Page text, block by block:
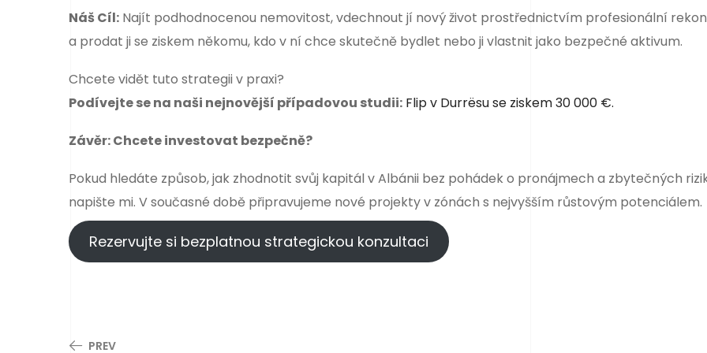
Náš Cíl: Najít podhodnocenou nemovitost, vdechnout jí nový život prostřednictvím profesionální
a prodat ji se ziskem někomu, kdo v ní chce skutečně bydlet nebo ji vlastnit jako bezpečné aktivum.
Chcete vidět tuto strategii v praxi?
Podívejte se na naši nejnovější případovou studii: Flip v Durrësu se ziskem 30 000 €.
Závěr: Chcete investovat bezpečně?
Pokud hledáte způsob, jak zhodnotit svůj kapitál v Albánii bez pohádek o pronájmech a zbytečných
napište mi. V současné době připravujeme nové projekty v zónách s nejvyšším růstovým potenciálem.
Rezervujte si bezplatnou strategickou konzultaci
PREV